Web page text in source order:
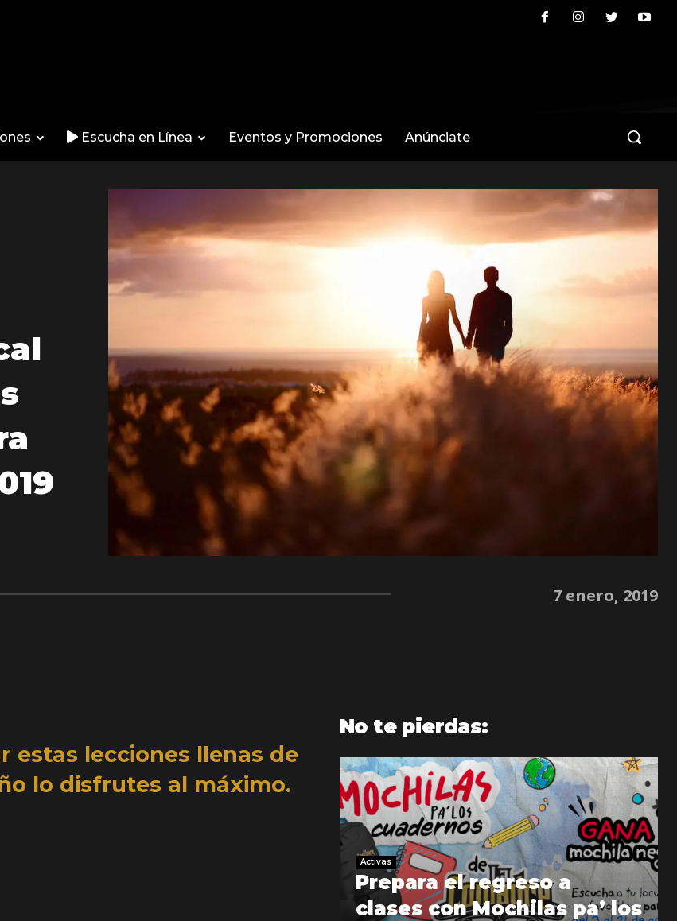
Escucha en Línea Eventos y Promociones Anúnciate
7 enero, 2019
estas lecciones llenas de
lo disfrutes al máximo.
No te pierdas:
Activas
Prepara el regreso a
clases con Mochilas pa’ los